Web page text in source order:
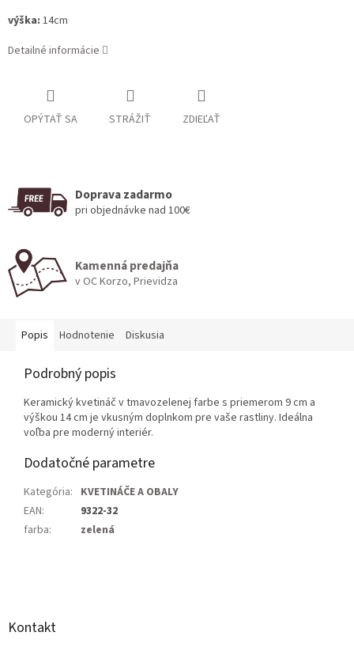
výška: 14cm
Detailné informácie
OPÝTAŤ SA STRÁŽIŤ ZDIEĽAŤ
Doprava zadarmo
pri objednávke nad 100€
Kamenná predajňa
v OC Korzo, Prievidza
Popis Hodnotenie Diskusia
Podrobný popis
Keramický kvetináč v tmavozelenej farbe s priemerom 9 cm a
výškou 14 cm je vkusným doplnkom pre vaše rastliny. Ideálna
voľba pre moderný interiér.
Dodatočné parametre
Kategória: KVETINÁČE A OBALY
EAN:
9322-32
farba: zelená
Kontakt